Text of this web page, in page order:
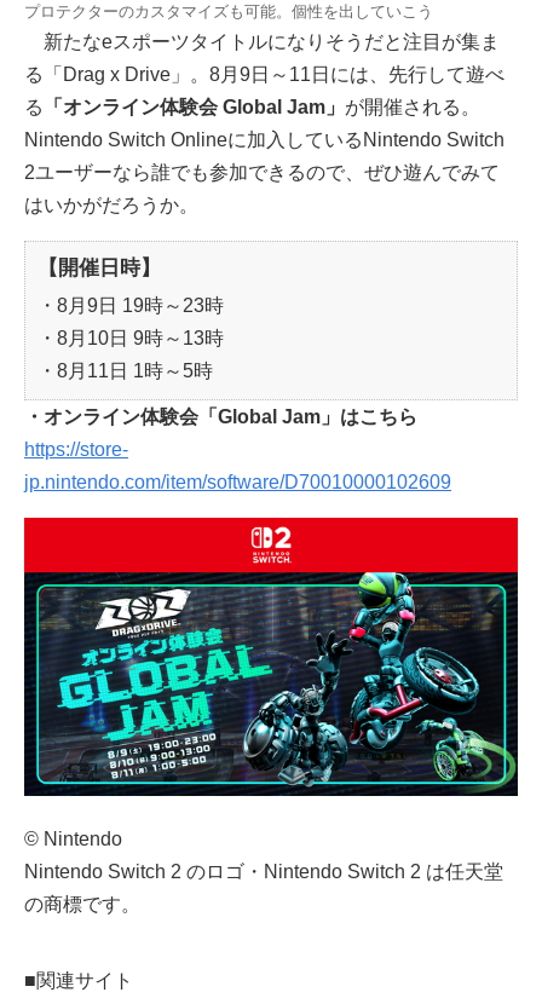
プロテクターのカスタマイズも可能。個性を出していこう
新たなeスポーツタイトルになりそうだと注目が集ま
る「Drag x Drive」。8月9日～11日には、先行して遊べ
る
「オンライン体験会 Global Jam」 が開催される。
Nintendo Switch Onlineに加入しているNintendo Switch
2ユーザーなら誰でも参加できるので、ぜひ遊んでみて
はいかがだろうか。
【開催日時】
・8月9日 19時～23時
・8月10日 9時～13時
・8月11日 1時～5時
・オンライン体験会「Global Jam」はこちら
https://store-
jp.nintendo.com/item/software/D70010000102609
© Nintendo
Nintendo Switch 2 のロゴ・Nintendo Switch 2 は任天堂
の商標です。
■関連サイト